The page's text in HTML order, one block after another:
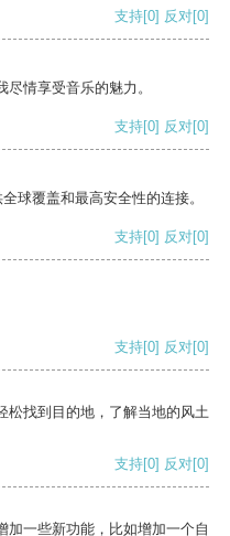
支持[0] 反对[0]
情享受音乐的魅力。
支持[0] 反对[0]
球覆盖和最高安全性的连接。
支持[0] 反对[0]
支持[0] 反对[0]
松找到目的地，了解当地的风土
支持[0] 反对[0]
加一些新功能，比如增加一个自